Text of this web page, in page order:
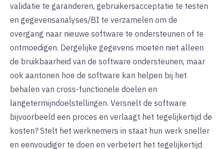
validatie te garanderen, gebruikersacceptatie te testen
en gegevensanalyses/BI te verzamelen om de
overgang naar nieuwe software te ondersteunen of te
ontmoedigen. Dergelijke gegevens moeten niet alleen
de bruikbaarheid van de software ondersteunen, maar
ook aantonen hoe de software kan helpen bij het
behalen van cross-functionele doelen en
langetermijndoelstellingen. Versnelt de software
bijvoorbeeld een proces en verlaagt het tegelijkertijd de
kosten? Stelt het werknemers in staat hun werk sneller
en eenvoudiger te doen en verbetert het tegelijkertijd